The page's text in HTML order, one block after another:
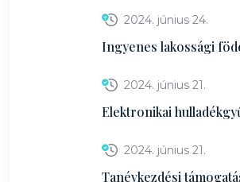
2024. június 24.
Ingyenes lakossági
2024. június 21.
Elektronikai
2024. június 21.
Tanévkezdési